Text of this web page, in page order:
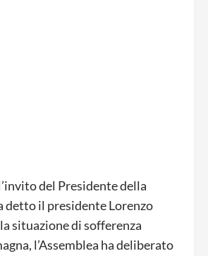
del Presidente della
detto il presidente Lorenzo
situazione di sofferenza
l’Assemblea ha deliberato